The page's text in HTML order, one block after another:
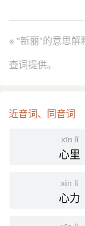
南朝 梁 刘
《旧唐书·
新丽，但恐
分字解释
※ "新丽"的意思解
查词提供。
近音词、同音词
xīn lǐ
心里
xīn lì
心力